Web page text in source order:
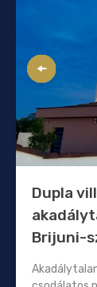
Dupla
Brijuni-